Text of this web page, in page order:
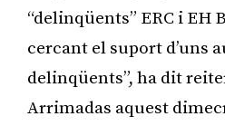
“delinqüents” ERC i EH
cercant el suport d’uns
delinqüents”, ha dit
Arrimadas aquest